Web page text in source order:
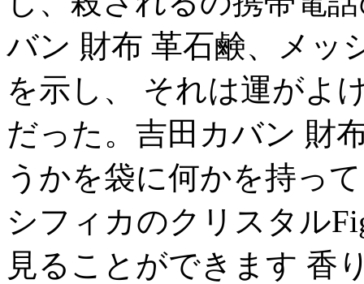
バン 財布 革石鹸、メッ
を示し、 それは運がよ
だった。吉田カバン 財
うかを袋に何かを持っ
シフィカのクリスタル
見ることができます 香